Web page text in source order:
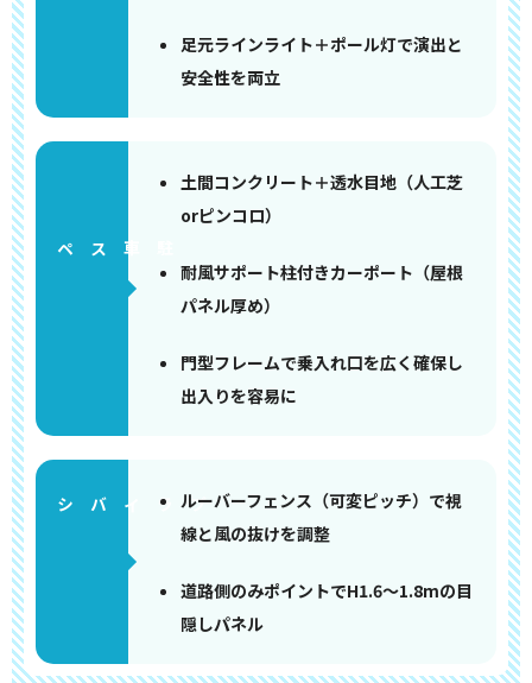
足元ラインライト＋ポール灯で演出と
安全性を両立
土間コンクリート＋透水目地（人工芝
orピンコロ）
耐風サポート柱付きカーポート（屋根
パネル厚め）
門型フレームで乗入れ口を広く確保し
出入りを容易に
ルーバーフェンス（可変ピッチ）で視
線と風の抜けを調整
道路側のみポイントでH1.6〜1.8mの目
隠しパネル